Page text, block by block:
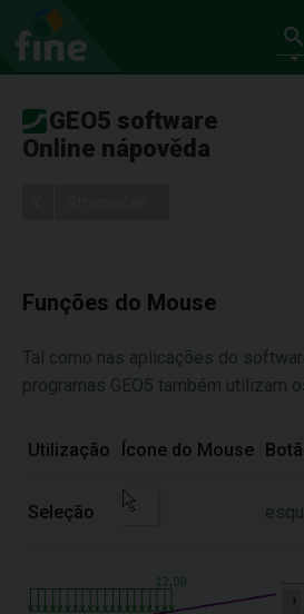
GEO5 software
Online nápověda
Funções do Mouse
Tal como nas aplicações do
programas GEO5 também utilizam
Utilização Ícone do Mouse
Seleção